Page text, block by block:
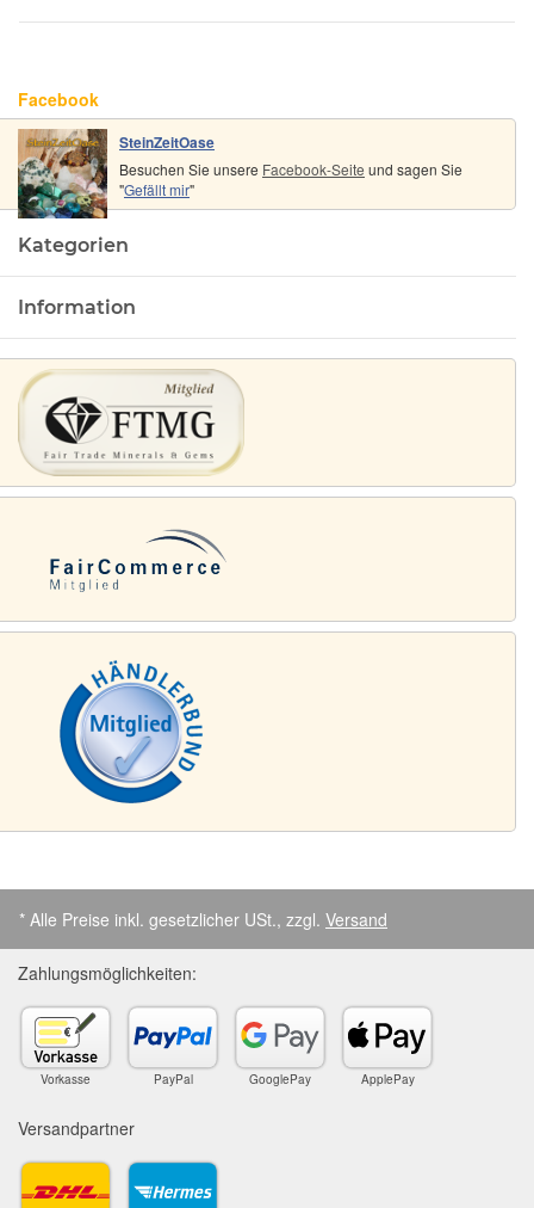
Facebook
SteinZeitOase
Besuchen Sie unsere Facebook-Seite und sagen Sie
"Gefällt mir"
Kategorien
Information
* Alle Preise inkl. gesetzlicher USt., zzgl. Versand
Zahlungsmöglichkeiten:
Vorkasse PayPal GooglePay ApplePay
Versandpartner